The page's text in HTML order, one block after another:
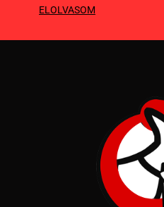
ELOLVASOM